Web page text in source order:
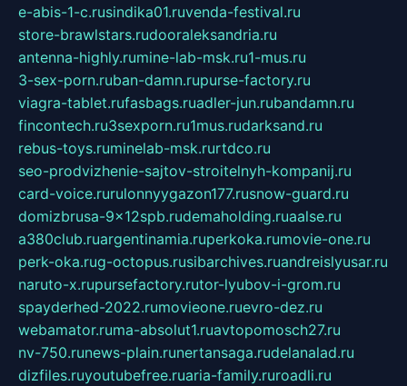
e-abis-1-c.rusindika01.ruvenda-festival.ru
store-brawlstars.rudooraleksandria.ru
antenna-highly.rumine-lab-msk.ru1-mus.ru
3-sex-porn.ruban-damn.rupurse-factory.ru
viagra-tablet.rufasbags.ruadler-jun.rubandamn.ru
fincontech.ru3sexporn.ru1mus.rudarksand.ru
rebus-toys.ruminelab-msk.rurtdco.ru
seo-prodvizhenie-sajtov-stroitelnyh-kompanij.ru
card-voice.rurulonnyygazon177.rusnow-guard.ru
domizbrusa-9x12spb.rudemaholding.ruaalse.ru
a380club.ruargentinamia.ruperkoka.rumovie-one.ru
perk-oka.rug-octopus.rusibarchives.ruandreislyusar.ru
naruto-x.rupursefactory.rutor-lyubov-i-grom.ru
spayderhed-2022.rumovieone.ruevro-dez.ru
webamator.ruma-absolut1.ruavtopomosch27.ru
nv-750.runews-plain.runertansaga.rudelanalad.ru
dizfiles.ruyoutubefree.ruaria-family.ruroadli.ru